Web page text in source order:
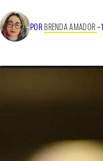
POR BRENDA AMADOR–